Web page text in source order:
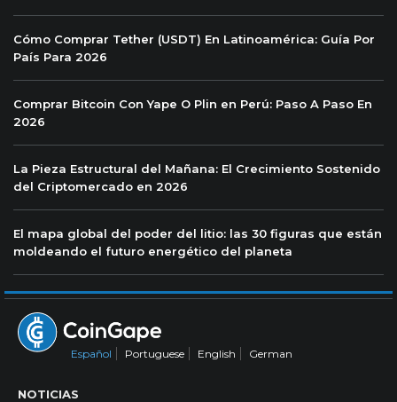
Cómo Comprar Tether (USDT) En Latinoamérica: Guía Por
País Para 2026
Comprar Bitcoin Con Yape O Plin en Perú: Paso A Paso En
2026
La Pieza Estructural del Mañana: El Crecimiento Sostenido
del Criptomercado en 2026
El mapa global del poder del litio: las 30 figuras que están
moldeando el futuro energético del planeta
Español Portuguese English German
NOTICIAS